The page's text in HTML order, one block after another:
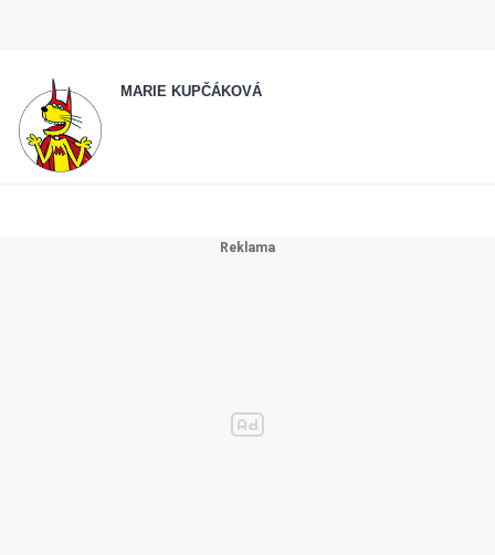
MARIE KUPČÁKOVÁ